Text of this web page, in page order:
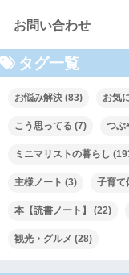
お問い合わせ
タグ一覧
お悩み解決 (83) お気
こう思ってる (7) つぶ
ミニマリストの暮らし
主様ノート (3) 子育て
本【読書ノート】 (22)
観光・グルメ (28)